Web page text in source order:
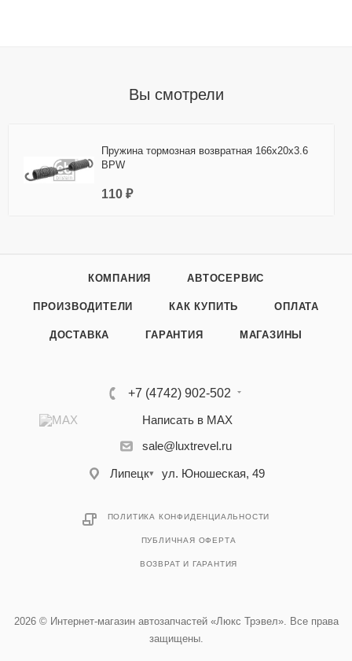
Вы смотрели
Пружина тормозная возвратная 166x20x3.6
BPW
110 ₽
КОМПАНИЯ АВТОСЕРВИС
ПРОИЗВОДИТЕЛИ КАК КУПИТЬ ОПЛАТА
ДОСТАВКА ГАРАНТИЯ МАГАЗИНЫ
+7 (4742) 902-502
Написать в MAX
sale@luxtrevel.ru
Липецк▾ ул. Юношеская, 49
ПОЛИТИКА КОНФИДЕНЦИАЛЬНОСТИ
ПУБЛИЧНАЯ ОФЕРТА
ВОЗВРАТ И ГАРАНТИЯ
2026 © Интернет-магазин автозапчастей «Люкс Трэвел». Все права
защищены.